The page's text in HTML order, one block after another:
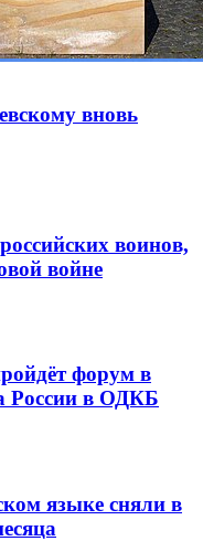
вновь
воинов,
войне
форум в
России в ОДКБ
языке сняли в